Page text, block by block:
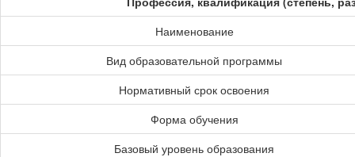
Наименование
Вид образовательной программы
Нормативный срок освоения
Форма обучения
Базовый уровень образования